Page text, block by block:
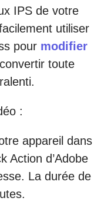
IPS de votre
utiliser
pour modifier
toute
:
appareil dans
Action d’Adobe
La durée de